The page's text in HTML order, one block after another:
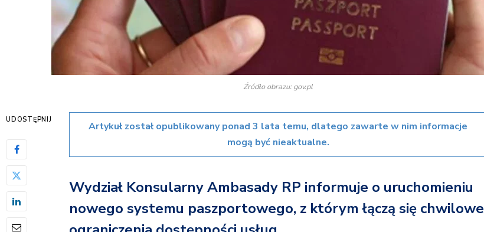
Źródło obrazu: gov.pl
UDOSTĘPNIJ
Artykuł został opublikowany ponad 3 lata temu, dlatego zawarte w nim informacje
mogą być nieaktualne.
Wydział Konsularny Ambasady RP informuje o uruchomieniu
nowego systemu paszportowego, z którym łączą się chwilowe